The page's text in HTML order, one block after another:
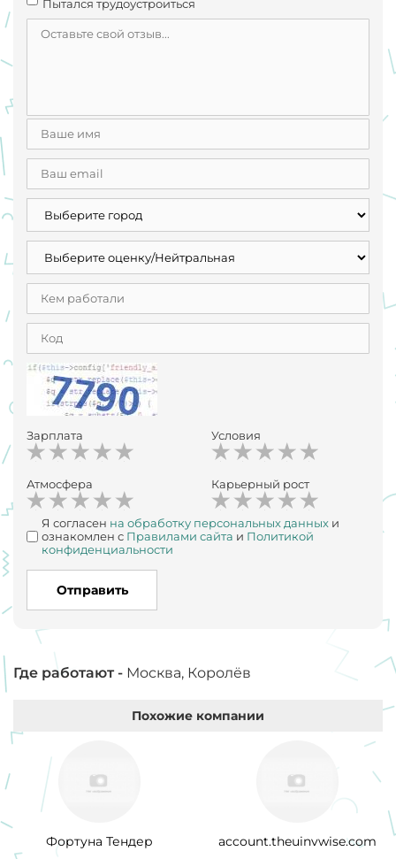
Пытался трудоустроиться
Зарплата Условия
Атмосфера Карьерный рост
Я согласен на обработку персональных данных и
ознакомлен с Правилами сайта и Политикой
конфиденциальности
Отправить
Где работают - Москва, Королёв
Похожие компании
Фортуна Тендер account.theuinvwise.com